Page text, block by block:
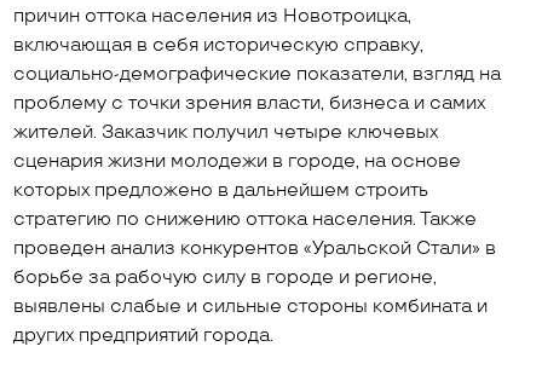
причин оттока населения из Новотроицка,
включающая в себя историческую справку,
социально-демографические показатели, взгляд на
проблему с точки зрения власти, бизнеса и самих
жителей. Заказчик получил четыре ключевых
сценария жизни молодежи в городе, на основе
которых предложено в дальнейшем строить
стратегию по снижению оттока населения. Также
проведен анализ конкурентов «Уральской Стали» в
борьбе за рабочую силу в городе и регионе,
выявлены слабые и сильные стороны комбината и
других предприятий города.